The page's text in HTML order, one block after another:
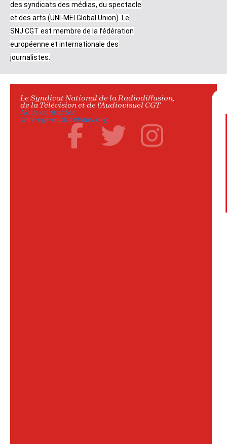
des syndicats des médias, du spectacle
et des arts (UNI-MEI Global Union). Le
SNJ CGT est membre de la fédération
européenne et internationale des
journalistes.
Le Syndicat National de la Radiodiffusion,
de la Télévision et de l'Audiovisuel CGT
Nous contacter
snrt-cgt-audiovisuel.org